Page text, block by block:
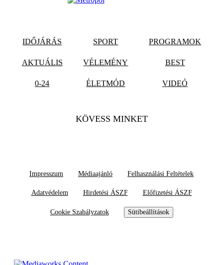
IDŐJÁRÁS SPORT PROGRAMOK
AKTUÁLIS VÉLEMÉNY BEST
0-24 ÉLETMÓD VIDEÓ
KÖVESS MINKET
Impresszum Médiaajánló Felhasználási Feltételek
Adatvédelem Hirdetési ÁSZF Előfizetési ÁSZF
Cookie Szabályzatok Sütibeállítások